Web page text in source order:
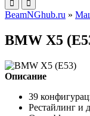
BeamNGhub.ru »
BMW X5
Описание
39
Рестайлинг и